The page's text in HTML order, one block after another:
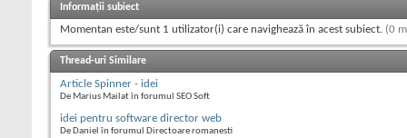
Informații subiect
Momentan este/sunt 1 utilizator(i) care navighează în acest subiect. (0
Thread-uri Similare
Article Spinner - idei
De Marius Mailat în forumul SEO Soft
idei pentru software director web
De Daniel în forumul Directoare romanesti